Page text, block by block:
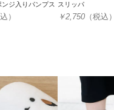
ンジ入りパンプス
）
スリッパ
￥2,750（税込